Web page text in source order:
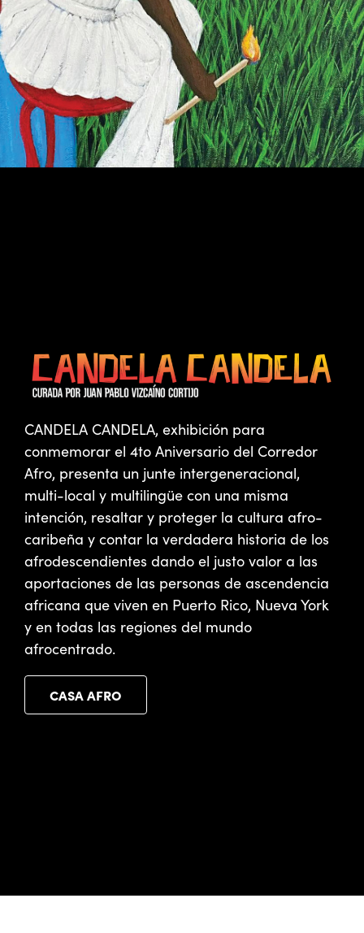
CANDELA CANDELA, exhibición para
conmemorar el 4to Aniversario del Corredor
Afro, presenta un junte intergeneracional,
multi-local y multilingüe con una misma
intención, resaltar y proteger la cultura afro-
caribeña y contar la verdadera historia de los
afrodescendientes dando el justo valor a las
aportaciones de las personas de ascendencia
africana que viven en Puerto Rico, Nueva York
y en todas las regiones del mundo
afrocentrado.
CASA AFRO